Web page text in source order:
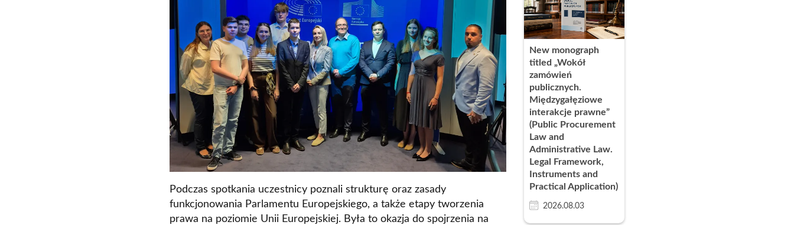
Contact
Faculty of Economics and Management
Faculty of Law and Administration
Faculty of Medicine
Center for Postgraduate Education
Foreign Language Centre (SJO)
Polish Language and Culture Centre
Study of Physical Education
Registrar's Office
Foreign Law Schools
Language learning and language exams
Lazarski University Courses
Research Clubs
Podczas spotkania uczestnicy poznali strukturę oraz zasady
funkcjonowania Parlamentu Europejskiego, a także etapy tworzenia
prawa na poziomie Unii Europejskiej. Była to okazja do spojrzenia na
New monograph
titled „Wokół
zamówień
publicznych.
Międzygałęziowe
interakcje prawne”
(Public Procurement
Law and
Administrative Law.
Legal Framework,
Instruments and
Practical Application)
2026.08.03